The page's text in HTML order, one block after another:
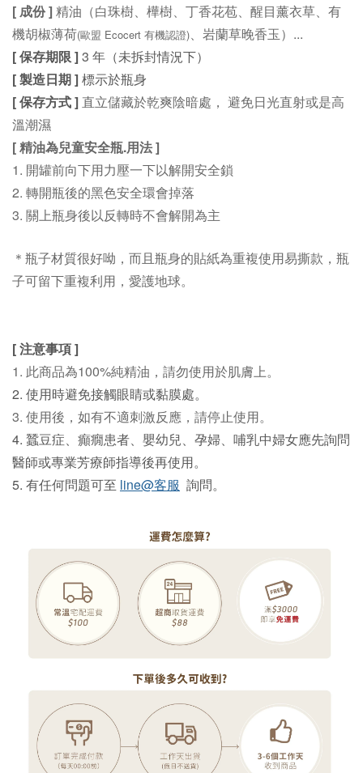
[ 成份 ]精油（白珠樹、樺樹、丁香花苞、醒目薰衣草、有
機胡椒薄荷(歐盟 Ecocert 有機認證)、岩蘭草晚香玉）...
[ 保存期限 ]3 年（未拆封情況下）
[ 製造日期 ]標示於瓶身
[ 保存方式 ] 直立儲藏於乾爽陰暗處， 避免日光直射或是高
溫潮濕
[ 精油為兒童安全瓶.用法 ]
1. 開罐前向下用力壓一下以解開安全鎖
2. 轉開瓶後的黑色安全環會掉落
3. 關上瓶身後以反轉時不會解開為主
＊瓶子材質很好呦，而且瓶身的貼紙為重複使用易撕款，瓶
子可留下重複利用，愛護地球。
[ 注意事項]
1. 此商品為100%純精油，請勿使用於肌膚上。
2. 使用時避免接觸眼睛或黏膜處。
3. 使用後，如有不適刺激反應，請停止使用。
4. 蠶豆症、癲癇患者、嬰幼兒、孕婦、哺乳中婦女應先詢問
醫師或專業芳療師指導後再使用。
5. 有任何問題可至 line@客服 詢問。